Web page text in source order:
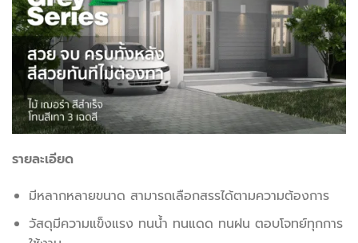
รายละเอียด
มีหลากหลายขนาด สามารถเลือกสรรได้ตามความต้องการ
วัสดุมีความแข็งแรง ทนน้ำ ทนแดด ทนฝน ตอบโจทย์ทุกการ